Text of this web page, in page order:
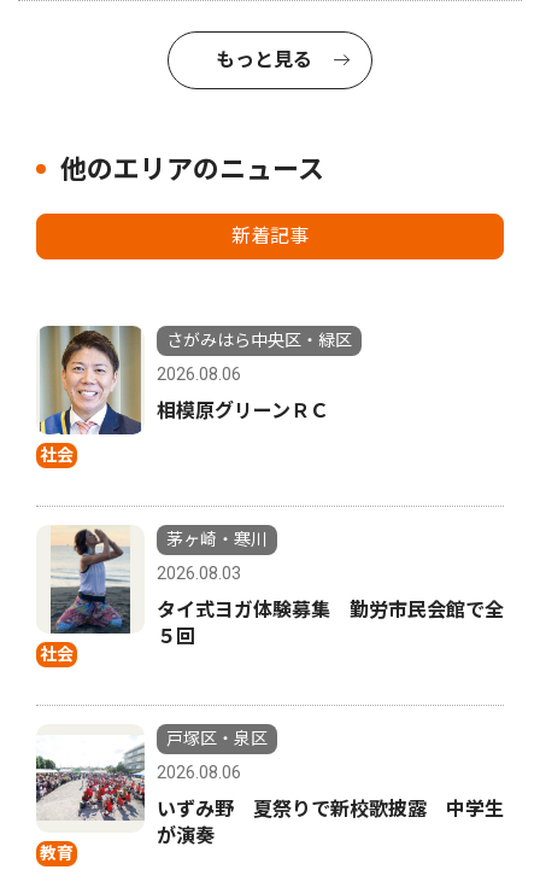
もっと見る
他のエリアのニュース
新着記事
社会
さがみはら中央区・緑区
2026.08.06
相模原グリーンＲＣ
社会
茅ヶ崎・寒川
2026.08.03
タイ式ヨガ体験募集 勤労市民会館で全
５回
教育
戸塚区・泉区
2026.08.06
いずみ野 夏祭りで新校歌披露 中学生
が演奏